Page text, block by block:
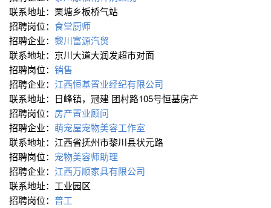
联系地址：栗塘乡板桥气站
招聘岗位： 食堂厨师
招聘企业： 黎川富源汽贸
联系地址：京川大道大润发超市对面
招聘岗位： 销售
招聘企业： 江西恒基置业经纪有限公司
联系地址：日峰镇，冠建 团村路105号恒基房产
招聘岗位： 房产置业顾问
招聘企业： 萌宠屋宠物美容工作室
联系地址：江西省抚州市黎川县状元路
招聘岗位： 宠物美容师助理
招聘企业： 江西万顺家具有限公司
联系地址：工业园区
招聘岗位： 普工